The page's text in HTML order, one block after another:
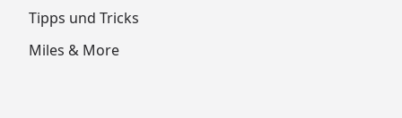
Tipps und Tricks
Miles & More